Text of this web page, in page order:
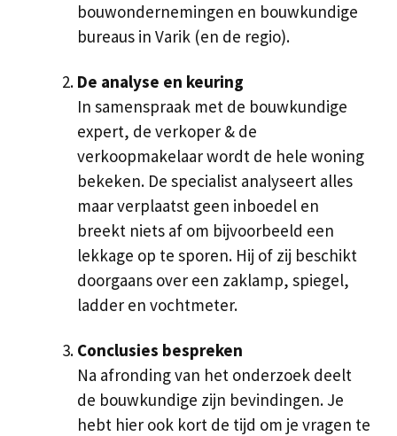
bouwondernemingen en bouwkundige
bureaus in Varik (en de regio).
De analyse en keuring
In samenspraak met de bouwkundige
expert, de verkoper & de
verkoopmakelaar wordt de hele woning
bekeken. De specialist analyseert alles
maar verplaatst geen inboedel en
breekt niets af om bijvoorbeeld een
lekkage op te sporen. Hij of zij beschikt
doorgaans over een zaklamp, spiegel,
ladder en vochtmeter.
Conclusies bespreken
Na afronding van het onderzoek deelt
de bouwkundige zijn bevindingen. Je
hebt hier ook kort de tijd om je vragen te